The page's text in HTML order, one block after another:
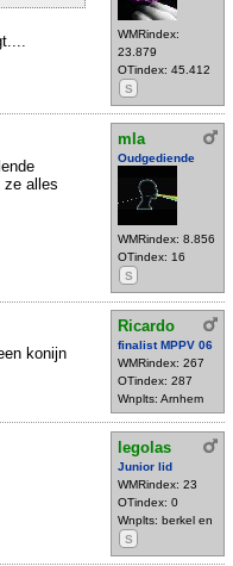
WMRindex:
23.879
OTindex: 45.412
S
mla
Oudgediende
WMRindex: 8.856
OTindex: 16
S
ze alles
Ricardo
finalist MPPV 06
WMRindex: 267
OTindex: 287
Wnplts: Arnhem
konijn
legolas
Junior lid
WMRindex: 23
OTindex: 0
Wnplts: berkel en
S